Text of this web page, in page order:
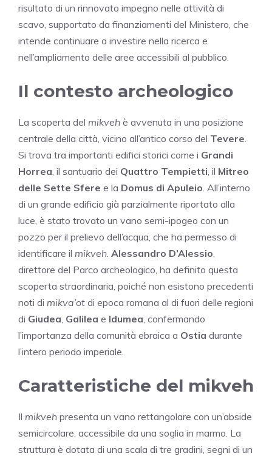
risultato di un rinnovato impegno nelle attività di
scavo, supportato da finanziamenti del Ministero, che
intende continuare a investire nella ricerca e
nell’ampliamento delle aree accessibili al pubblico.
Il contesto archeologico
La scoperta del mikveh è avvenuta in una posizione
centrale della città, vicino all’antico corso del Tevere
Si trova tra importanti edifici storici come i Grandi
Horrea , il santuario dei Quattro Tempietti , il Mitreo
delle Sette Sfere e la Domus di Apuleio . All’interno
di un grande edificio già parzialmente riportato alla
luce, è stato trovato un vano semi-ipogeo con un
pozzo per il prelievo dell’acqua, che ha permesso di
identificare il mikveh Alessandro D’Alessio
direttore del Parco archeologico, ha definito questa
scoperta straordinaria, poiché non esistono precedenti
noti di mikva’ot di epoca romana al di fuori delle regioni
di Giudea Galilea e Idumea , confermando
l’importanza della comunità ebraica a Ostia durante
l’intero periodo imperiale.
Caratteristiche del mikveh
Il mikveh presenta un vano rettangolare con un’abside
semicircolare, accessibile da una soglia in marmo. La
struttura è dotata di una scala di tre gradini, segni di un